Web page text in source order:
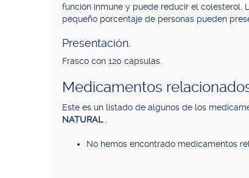
función inmune y puede reducir el colesterol.
pequeño porcentaje de personas pueden
Presentación.
Frasco con 120 cápsulas.
Medicamentos
Este es un listado de algunos de los
NATURAL
No hemos encontrado medicamentos